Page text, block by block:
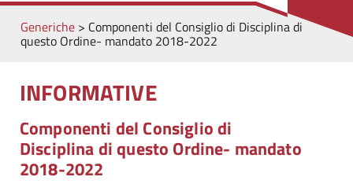
Generiche> Componenti del Consiglio di Disciplina di
questo Ordine- mandato 2018-2022
INFORMATIVE
Componenti del Consiglio di
Disciplina di questo Ordine- mandato
2018-2022